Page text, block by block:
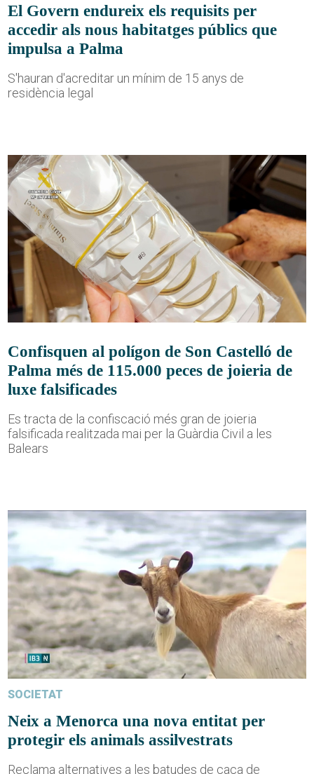
El Govern endureix els requisits per
accedir als nous habitatges públics que
impulsa a Palma
S'hauran d'acreditar un mínim de 15 anys de
residència legal
Confisquen al polígon de Son Castelló de
Palma més de 115.000 peces de joieria de
luxe falsificades
Es tracta de la confiscació més gran de joieria
falsificada realitzada mai per la Guàrdia Civil a les
Balears
SOCIETAT
Neix a Menorca una nova entitat per
protegir els animals assilvestrats
Reclama alternatives a les batudes de caça de